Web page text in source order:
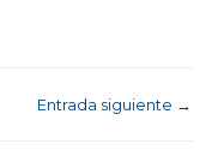
Entrada siguiente →